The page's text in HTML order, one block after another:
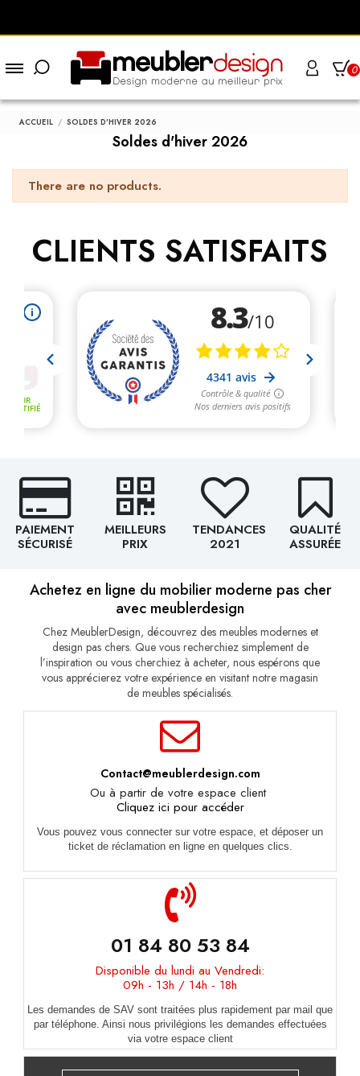
0
ACCUEIL SOLDES D'HIVER 2026
Soldes d'hiver 2026
There are no products.
CLIENTS SATISFAITS
PAIEMENT
SÉCURISÉ
MEILLEURS
PRIX
TENDANCES
2021
QUALITÉ
ASSURÉE
Achetez en ligne du mobilier moderne pas cher
avec meublerdesign
Chez MeublerDesign, découvrez des meubles modernes et
design pas chers. Que vous recherchiez simplement de
l’inspiration ou vous cherchiez à acheter, nous espérons que
vous apprécierez votre expérience en visitant notre magasin
de meubles spécialisés.
Contact@meublerdesign.com
Ou à partir de votre espace client
Cliquez ici pour accéder
Vous pouvez vous connecter sur votre espace, et déposer un
ticket de réclamation en ligne en quelques clics.
01 84 80 53 84
Disponible du lundi au Vendredi:
09h - 13h / 14h - 18h
Les demandes de SAV sont traitées plus rapidement par mail que
par téléphone. Ainsi nous privilégions les demandes effectuées
via votre espace client